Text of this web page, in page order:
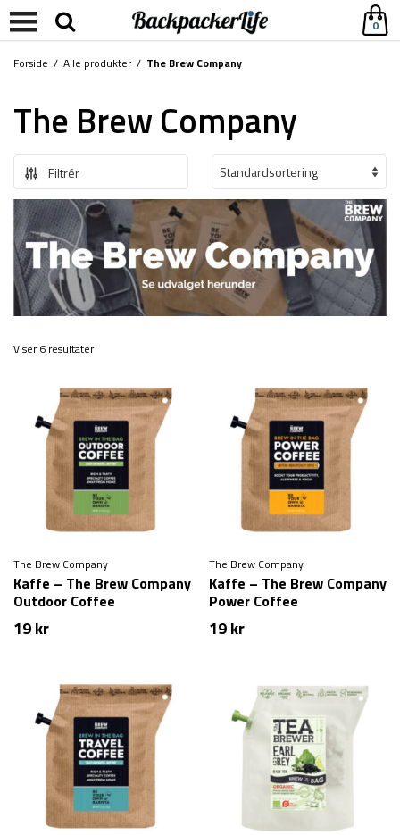
0
Forside / Alle produkter/ The Brew Company
The Brew Company
Filtrér
Viser 6 resultater
The Brew Company
Kaffe – The Brew Company
Outdoor Coffee
19kr
The Brew Company
Kaffe – The Brew Company
Power Coffee
19kr